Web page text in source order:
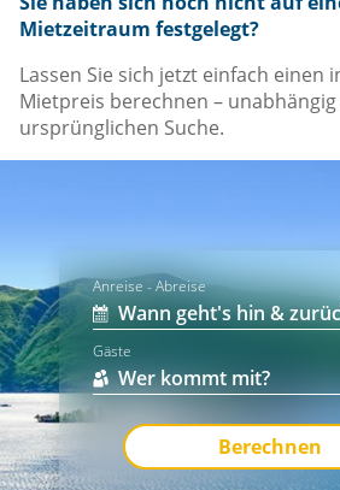
Mietzeitraum festgelegt?
Lassen Sie sich jetzt einfach einen
Mietpreis berechnen –
ursprünglichen Suche.
Anreise - Abreise
Gäste
Berechnen